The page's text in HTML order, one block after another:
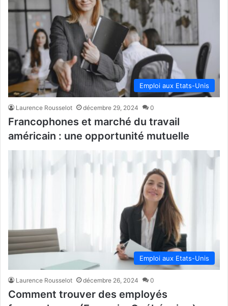
Emploi aux Etats-Unis
Laurence Rousselot décembre 29, 2024 0
Francophones et marché du travail
américain : une opportunité mutuelle
Emploi aux Etats-Unis
Laurence Rousselot décembre 26, 2024 0
Comment trouver des employés